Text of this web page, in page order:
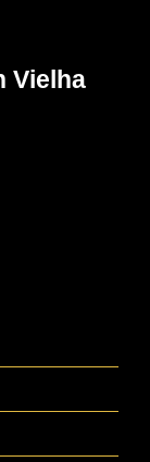
Vielha